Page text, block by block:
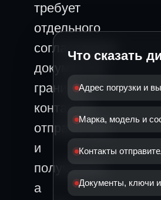
требует
отдельного
согласования
документов,
границы,
контактов
отправителя
и
получателя,
а
Что сказать
Адрес погрузки и
Марка, модель и
Контакты
Документы, ключи и